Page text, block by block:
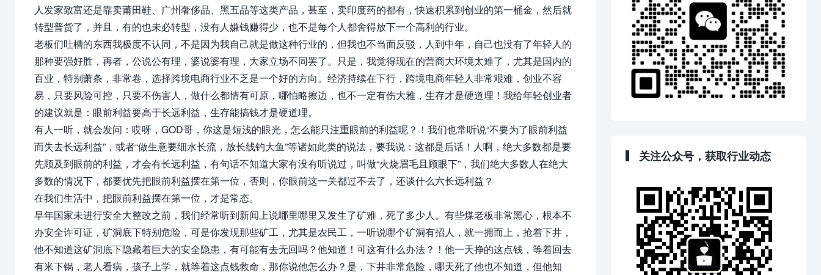
人发家致富还是靠卖莆田鞋、广州奢侈品、黑五品等这类产品，甚至，卖印度药的都有，快速积累到创业的第一桶金，然后就
转型普货了，并且，有的也未必转型，没有人嫌钱赚得少，也不是每个人都舍得放下一个高利的行业。
老板们吐槽的东西我极度不认同，不是因为我自己就是做这种行业的，但我也不当面反驳，人到中年，自己也没有了年轻人的
那种要强好胜，再者，公说公有理，婆说婆有理，大家立场不同罢了。只是，我觉得现在的营商大环境太难了，尤其是国内的
百业，特别萧条，非常卷，选择跨境电商行业不乏是一个好的方向。经济持续在下行，跨境电商年轻人非常艰难，创业不容
易，只要风险可控，只要不伤害人，做什么都情有可原，哪怕略擦边，也不一定有伤大雅，生存才是硬道理！我给年轻创业者
的建议就是：眼前利益要高于长远利益，生存能搞钱才是硬道理。
有人一听，就会发问：哎呀，GOD哥，你这是短浅的眼光，怎么能只注重眼前的利益呢？！我们也常听说“不要为了眼前利益
而失去长远利益”，或者“做生意要细水长流，放长线钓大鱼”等诸如此类的说法，要我说：这都是后话！人啊，绝大多数都是要
先顾及到眼前的利益，才会有长远利益，有句话不知道大家有没有听说过，叫做“火烧眉毛且顾眼下”，我们绝大多数人在绝大
多数的情况下，都要优先把眼前利益摆在第一位，否则，你眼前这一关都过不去了，还谈什么六长远利益？
在我们生活中，把眼前利益摆在第一位，才是常态。
早年国家未进行安全大整改之前，我们经常听到新闻上说哪里哪里又发生了矿难，死了多少人。有些煤老板非常黑心，根本不
办安全许可证，矿洞底下特别危险，可是你发现那些矿工，尤其是农民工，一听说哪个矿洞有招人，就一拥而上，抢着下井，
他不知道这矿洞底下隐藏着巨大的安全隐患，有可能有去无回吗？他知道！可这有什么办法？！他一天挣的这点钱，等着回去
有米下锅，老人看病，孩子上学，就等着这点钱救命，那你说他怎么办？是，下井非常危险，哪天死了他也不知道，但他知
关注公众号，获取行业动态